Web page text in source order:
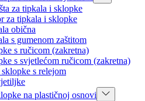
za tipkala i sklopke
za tipkala i sklopke
obična
s gumenom zaštitom
s ručicom (zakretna)
s svjetlećom ručicom (zakretna)
s relejom
na plastičnoj osnovi